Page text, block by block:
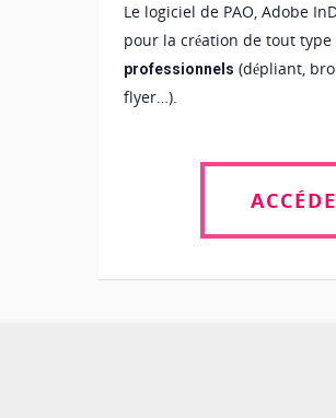
Le logiciel de PAO, Adobe
pour la création de tout type
professionnels (dépliant,
flyer…).